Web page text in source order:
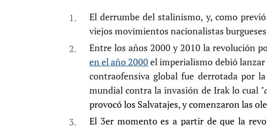
El derrumbe del stalinismo, y, como
viejos movimientos nacionalistas
Entre los años 2000 y 2010 la revolución
en el año 2000 el imperialismo debió
contraofensiva global fue derrotada por
mundial contra la invasión de Irak lo cual
provocó los Salvatajes, y comenzaron las
El 3er momento es a partir de que la